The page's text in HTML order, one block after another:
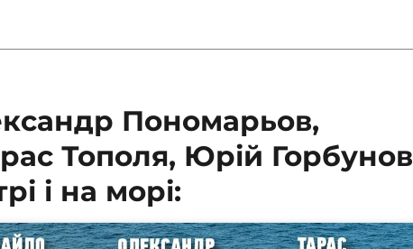
Пономарьов,
Тополя, Юрій Горбунов
і на морі: